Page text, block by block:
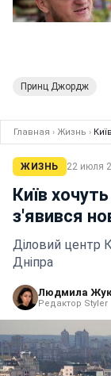
Принц Джордж
Главная › Жизнь ›
ЖИЗНЬ 22 июля
Київ
з'явився
Діловий центр
Дніпра
Людмила
Редактор Styler